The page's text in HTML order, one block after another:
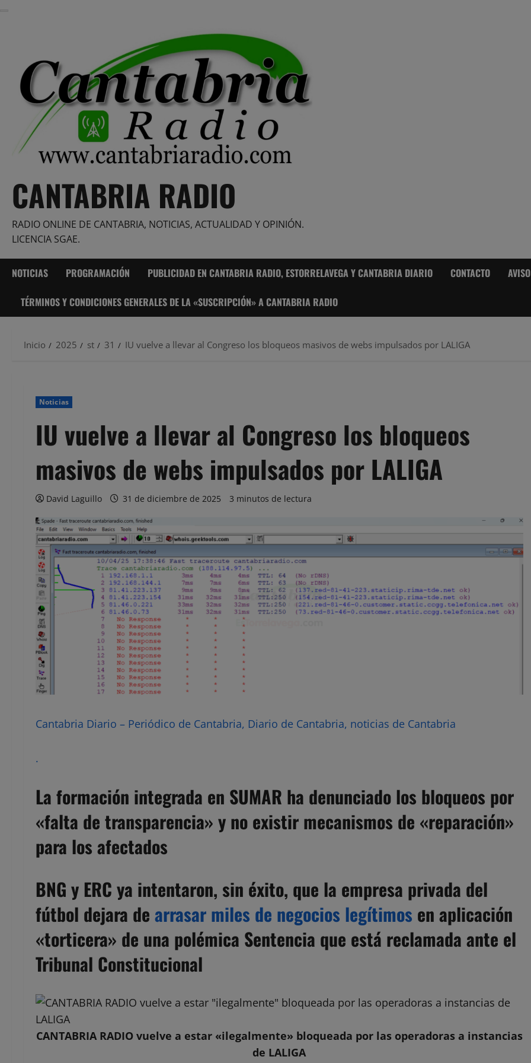
CANTABRIA RADIO
RADIO ONLINE DE CANTABRIA, NOTICIAS, ACTUALIDAD Y OPINIÓN.
LICENCIA SGAE.
NOTICIAS PROGRAMACIÓN PUBLICIDAD EN CANTABRIA RADIO, ESTORRELAVEGA Y CANTABRIA DIARIO CONTACTO
TÉRMINOS Y CONDICIONES GENERALES DE LA «SUSCRIPCIÓN» A CANTABRIA RADIO
Inicio 2025 st 31 IU vuelve a llevar al Congreso los bloqueos masivos de webs impulsados por LALIGA
Noticias
IU vuelve a llevar al Congreso los bloqueos
masivos de webs impulsados por LALIGA
David Laguillo 31 de diciembre de 2025 3 minutos de lectura
Cantabria Diario – Periódico de Cantabria, Diario de Cantabria, noticias de Cantabria
.
La formación integrada en SUMAR ha denunciado los bloqueos por
«falta de transparencia» y no existir mecanismos de «reparación»
para los afectados
BNG y ERC ya intentaron, sin éxito, que la empresa privada del
fútbol dejara de arrasar miles de negocios legítimos en aplicación
«torticera» de una polémica Sentencia que está reclamada ante el
Tribunal Constitucional
CANTABRIA RADIO vuelve a estar «ilegalmente» bloqueada por las operadoras a instancias
de LALIGA